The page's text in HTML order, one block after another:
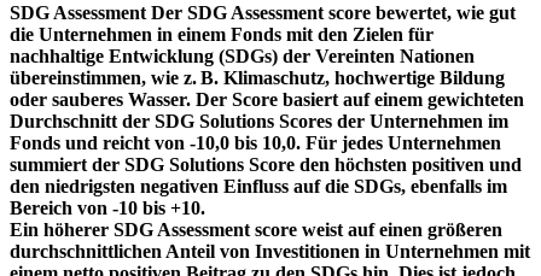
SDG Assessment Der SDG Assessment score bewertet, wie gut
die Unternehmen in einem Fonds mit den Zielen für
nachhaltige Entwicklung (SDGs) der Vereinten Nationen
übereinstimmen, wie z. B. Klimaschutz, hochwertige Bildung
oder sauberes Wasser. Der Score basiert auf einem gewichteten
Durchschnitt der SDG Solutions Scores der Unternehmen im
Fonds und reicht von -10,0 bis 10,0. Für jedes Unternehmen
summiert der SDG Solutions Score den höchsten positiven und
den niedrigsten negativen Einfluss auf die SDGs, ebenfalls im
Bereich von -10 bis +10.
Ein höherer SDG Assessment score weist auf einen größeren
durchschnittlichen Anteil von Investitionen in Unternehmen mit